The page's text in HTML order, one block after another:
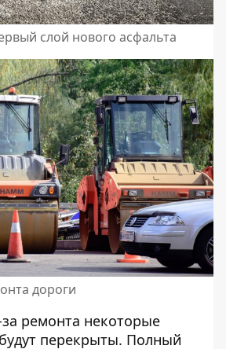
слой нового асфальта
дороги
ремонта некоторые
перекрыты. Полный